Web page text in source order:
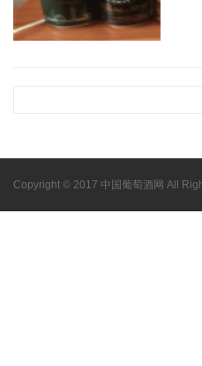
Copyright © 2017 中国葡萄酒网 All